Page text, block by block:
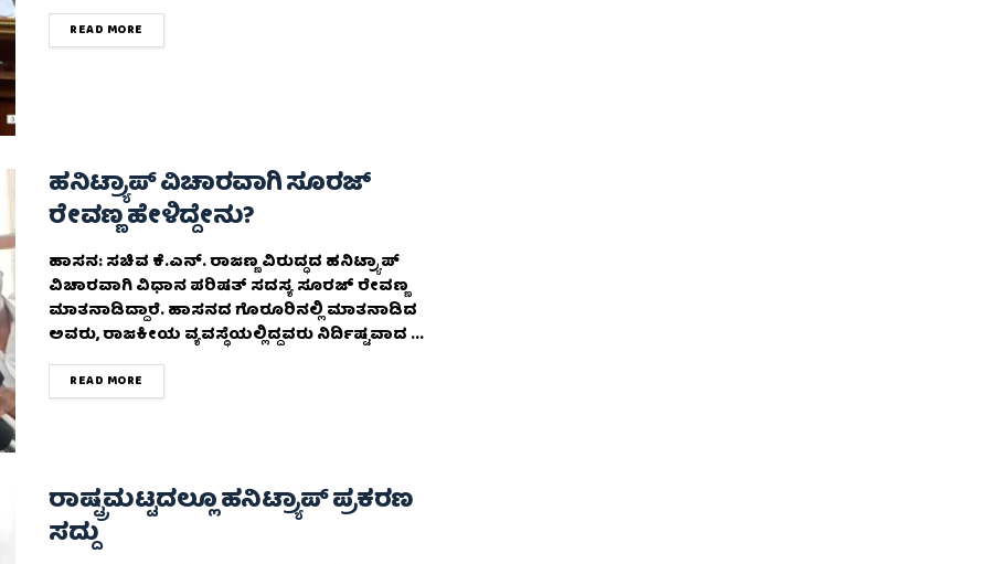
READ MORE
ಹನಿಟ್ರ್ಯಾಪ್ ವಿಚಾರವಾಗಿ ಸೂರಜ್
ರೇವಣ್ಣ ಹೇಳಿದ್ದೇನು?
ಹಾಸನ: ಸಚಿವ ಕೆ.ಎನ್. ರಾಜಣ್ಣ ವಿರುದ್ಧದ ಹನಿಟ್ರ್ಯಾಪ್
ವಿಚಾರವಾಗಿ ವಿಧಾನ ಪರಿಷತ್ ಸದಸ್ಯ ಸೂರಜ್ ರೇವಣ್ಣ
ಮಾತನಾಡಿದ್ದಾರೆ. ಹಾಸನದ ಗೊರೂರಿನಲ್ಲಿ ಮಾತನಾಡಿದ
ಅವರು, ರಾಜಕೀಯ ವ್ಯವಸ್ಥೆಯಲ್ಲಿದ್ದವರು ನಿರ್ದಿಷ್ಟವಾದ ...
READ MORE
ರಾಷ್ಟ್ರಮಟ್ಟದಲ್ಲೂ ಹನಿಟ್ರ್ಯಾಪ್ ಪ್ರಕರಣ
ಸದ್ದು